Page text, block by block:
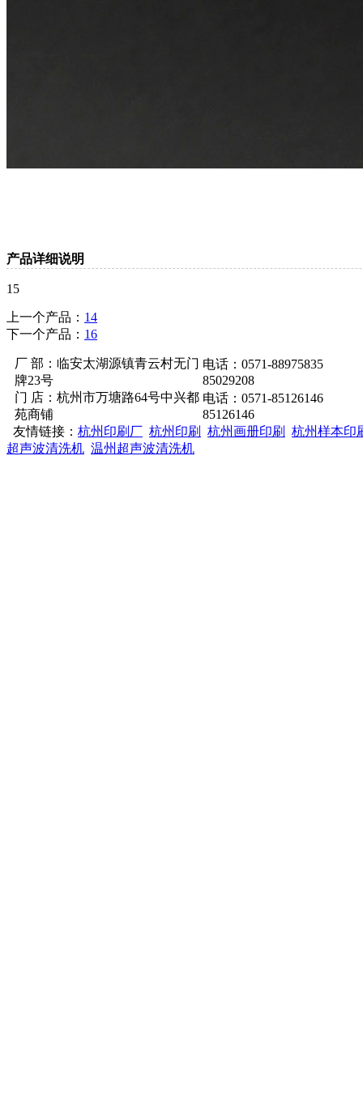
产品详细说明
15
上一个产品： 14
下一个产品： 16
厂 部：临安太湖源镇青云村无门
牌23号
电话：0571-88975835
85029208
门 店：杭州市万塘路64号中兴都
苑商铺
电话：0571-85126146
85126146
友情链接： 杭州印刷厂 杭州印刷 杭州画册印刷
杭州样本印
超声波清洗机 温州超声波清洗机